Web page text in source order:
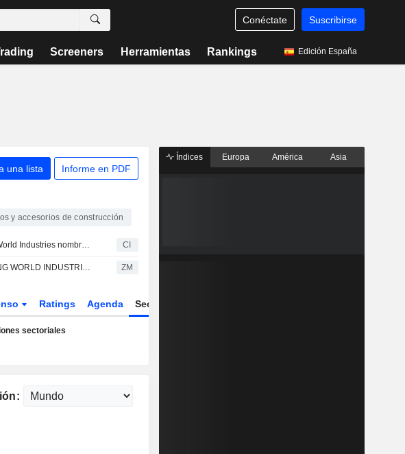
Conéctate Suscribirse
Screeners Herramientas Rankings Edición España
una lista Informe en PDF
y accesorios de construcción
Armstrong World Industries nombra a Jennifer Kozak vicepresidenta sénior y directora de Recursos Humanos a partir del 9 de septiembre de 2026 CI
ARMSTRONG WORLD INDUSTRIES, INC. : UBS permanece neutral ZM
Ratings Agenda Sector
sectoriales
Índices Europa América Asia